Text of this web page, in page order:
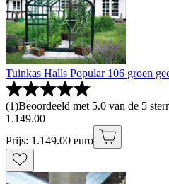
Tuinkas Halls Popular 106 groen
(1)Beoordeeld met 5.0 van de 5
1 .149.00
Prijs: 1.149.00 euro